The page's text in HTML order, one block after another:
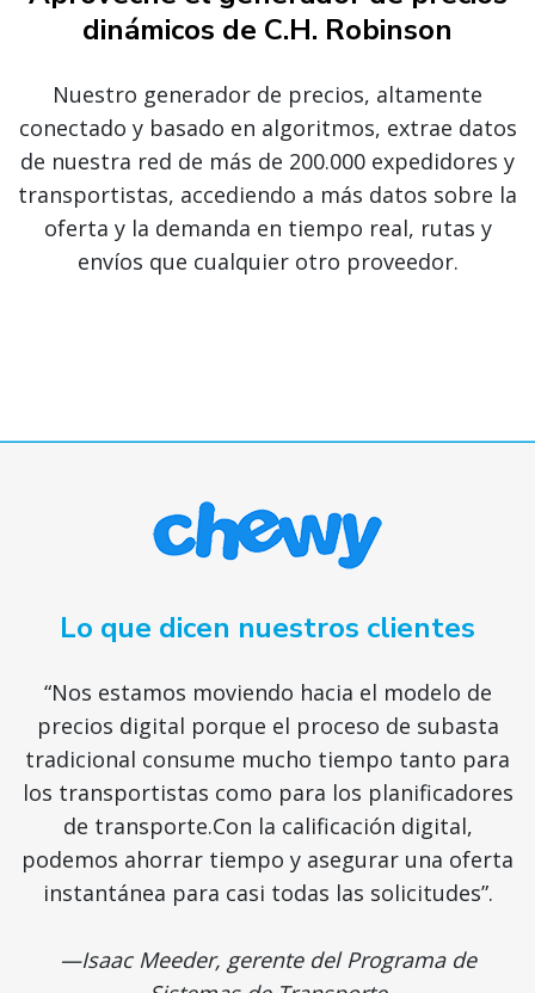
dinámicos de C.H. Robinson
Nuestro generador de precios, altamente
conectado y basado en algoritmos, extrae datos
de nuestra red de más de 200.000 expedidores y
transportistas, accediendo a más datos sobre la
oferta y la demanda en tiempo real, rutas y
envíos que cualquier otro proveedor.
Lo que dicen nuestros clientes
“Nos estamos moviendo hacia el modelo de
precios digital porque el proceso de subasta
tradicional consume mucho tiempo tanto para
los transportistas como para los planificadores
de transporte.Con la calificación digital,
podemos ahorrar tiempo y asegurar una oferta
instantánea para casi todas las solicitudes”.
—Isaac Meeder, gerente del Programa de